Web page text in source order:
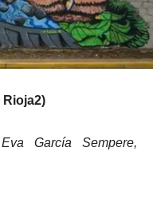
Rioja2)
García Sempere,